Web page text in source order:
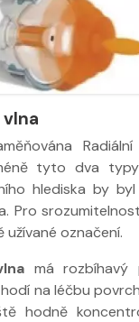
tyto dva
hlediska by
Pro
užívané označení.
má rozbíhavý
na léčbu
hodně